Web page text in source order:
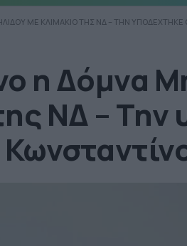
ΜΕ ΚΛΙΜΑΚΙΟ ΤΗΣ ΝΔ – ΤΗΝ
η Δόμνα
ΝΔ – Την